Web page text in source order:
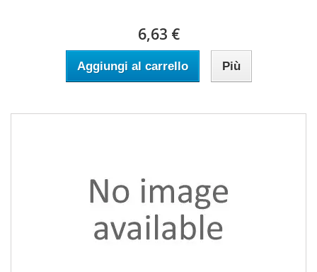
6,63 €
Aggiungi al carrello Più